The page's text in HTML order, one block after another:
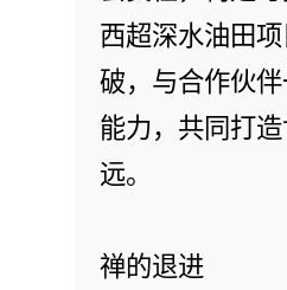
西超深水油田
破，与合作伙
能力，共同打
远。
禅的退进